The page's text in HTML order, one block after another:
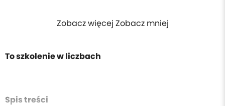
Zobacz więcej Zobacz mniej
To szkolenie w liczbach
Spis treści